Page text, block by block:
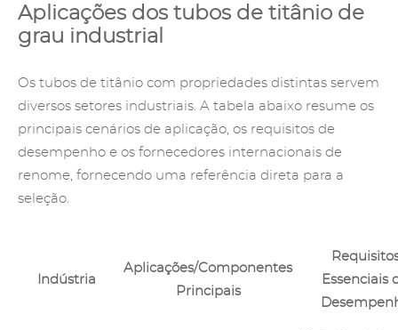
Aplicações dos tubos de titânio de
grau industrial
Os tubos de titânio com propriedades distintas servem
diversos setores industriais. A tabela abaixo resume os
principais cenários de aplicação, os requisitos de
desempenho e os fornecedores internacionais de
renome, fornecendo uma referência direta para a
seleção.
Indústria
Aplicações/Componentes
Principais
Essenciais